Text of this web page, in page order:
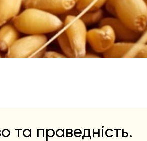
та праведність.